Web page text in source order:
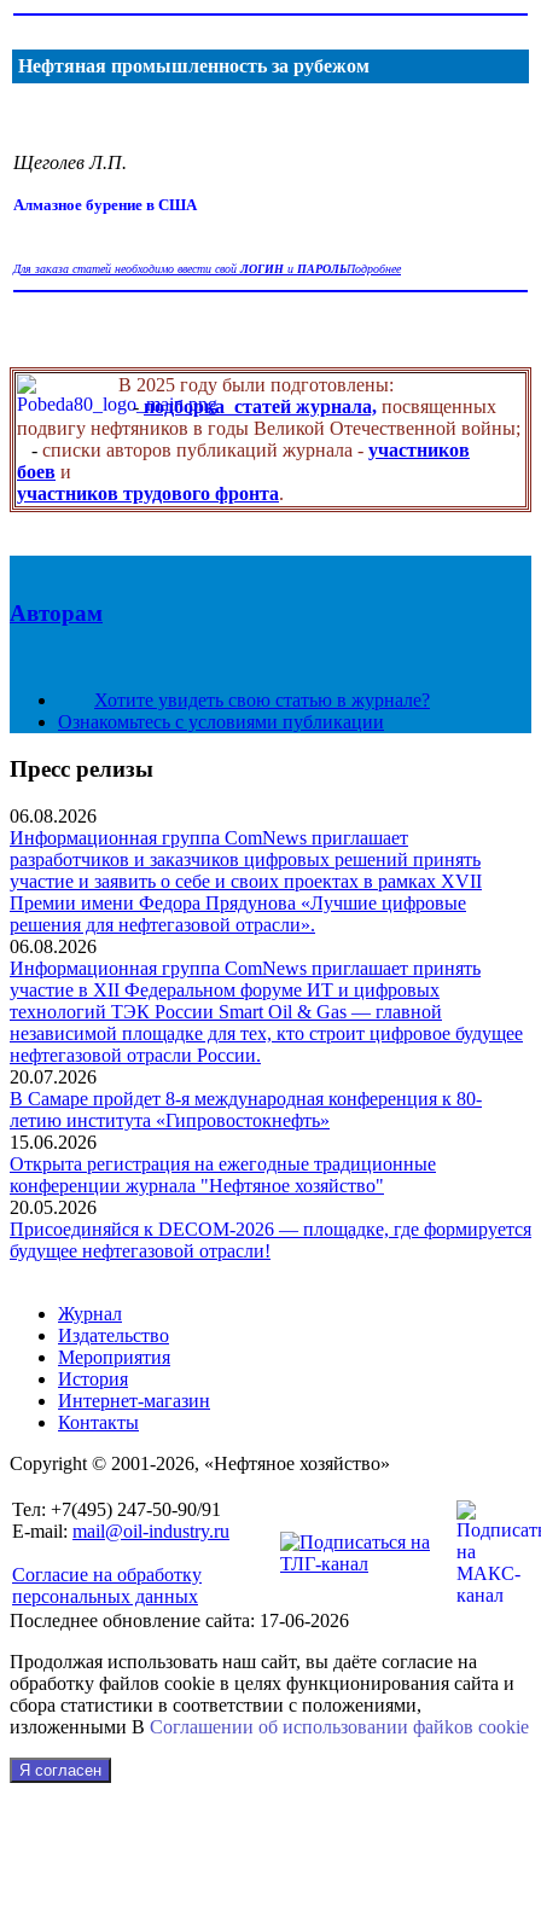
Нефтяная промышленность за рубежом
Щеголев Л.П.
Алмазное бурение в США
Для заказа статей необходимо ввести свойЛОГИН и ПАРОЛЬПодробнее
В 2025 году были подготовлены:
- подборка статей журнала, посвященных
подвигу нефтяников в годы Великой Отечественной войны;
- списки авторов публикаций журнала - участников
боев и
участников трудового фронта.
Авторам
Хотите увидеть свою статью в журнале?
Ознакомьтесь с условиями публикации
Пресс релизы
06.08.2026
Информационная группа ComNews приглашает
разработчиков и заказчиков цифровых решений принять
участие и заявить о себе и своих проектах в рамках XVII
Премии имени Федора Прядунова «Лучшие цифровые
решения для нефтегазовой отрасли».
06.08.2026
Информационная группа ComNews приглашает принять
участие в XII Федеральном форуме ИТ и цифровых
технологий ТЭК России Smart Oil & Gas — главной
независимой площадке для тех, кто строит цифровое будущее
нефтегазовой отрасли России.
20.07.2026
В Самаре пройдет 8-я международная конференция к 80-
летию института «Гипровостокнефть»
15.06.2026
Открыта регистрация на ежегодные традиционные
конференции журнала "Нефтяное хозяйство"
20.05.2026
Присоединяйся к DECOM-2026 — площадке, где формируется
будущее нефтегазовой отрасли!
Журнал
Издательство
Мероприятия
История
Интернет-магазин
Контакты
Copyright © 2001-2026, «Нефтяное хозяйство»
Тел: +7(495) 247-50-90/91
E-mail: mail@oil-industry.ru
Согласие на обработку
персональных данных
Последнее обновление сайта: 17-06-2026
Продолжая использовать наш сайт, вы даёте согласие на
обработку файлов cookie в целях функционирования сайта и
сбора статистики в соответствии с положениями,
изложенными В Соглашении об использовании файkов cookie
Я согласен